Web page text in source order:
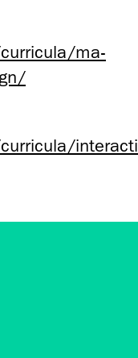
ma-